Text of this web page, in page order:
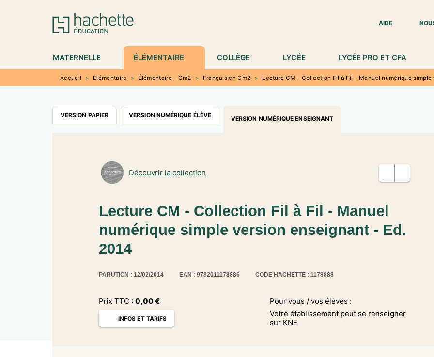
MENU RECHERCHE
AIDE
MATERNELLE ÉLÉMENTAIRE COLLÈGE LYCÉE LYCÉE PRO ET CFA
Accueil > Élémentaire > Élémentaire - Cm2 > Français en Cm2 > Lecture CM - Collection Fil à Fil - Manuel numérique
VERSION PAPIER VERSION NUMÉRIQUE ÉLÈVE VERSION NUMÉRIQUE ENSEIGNANT
Découvrir la collection
Lecture CM - Collection Fil à Fil - Manuel
numérique simple version enseignant - Ed.
2014
PARUTION : 12/02/2014 EAN : 9782011178886 CODE HACHETTE : 1178888
Prix TTC : 0,00 €
INFOS ET TARIFS
Pour vous / vos élèves :
Votre établissement peut se renseigner
sur KNE